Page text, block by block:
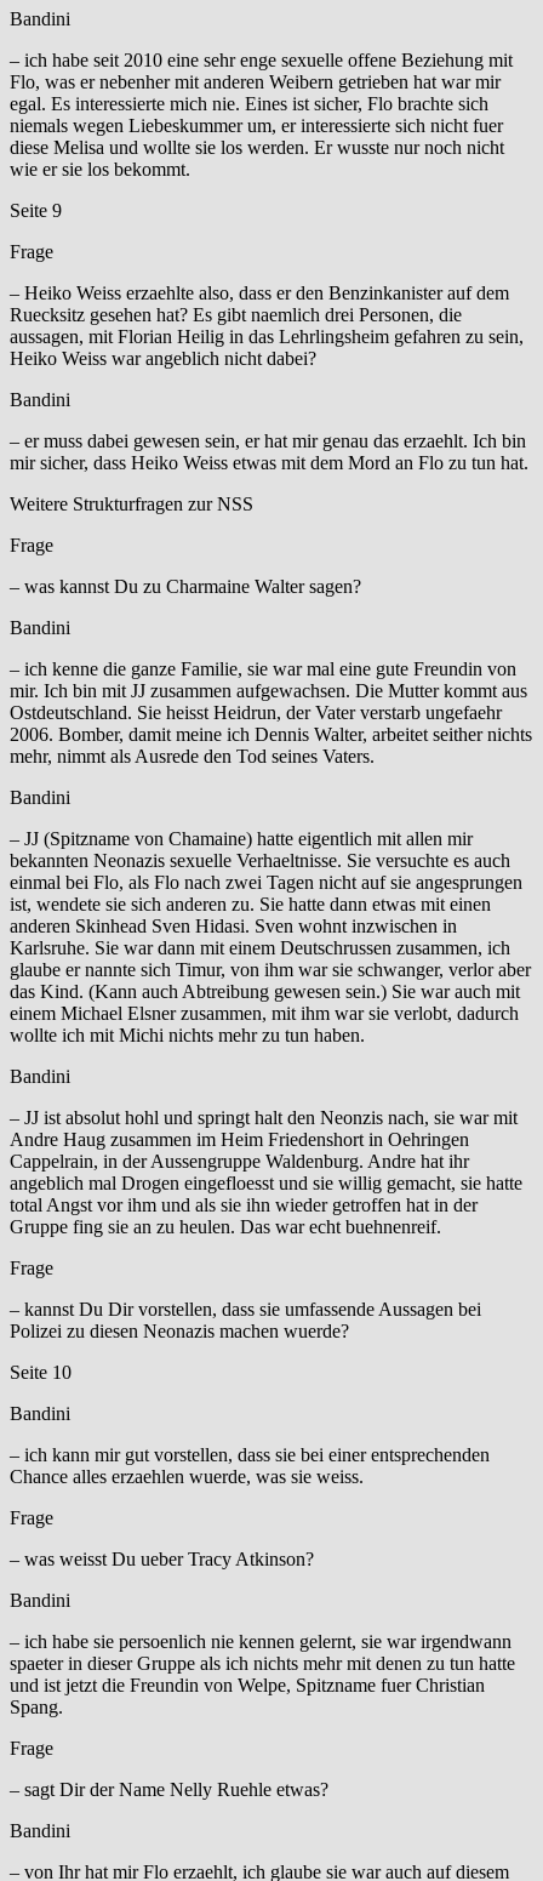
Bandini
– ich habe seit 2010 eine sehr enge sexuelle offene Beziehung mit
Flo, was er nebenher mit anderen Weibern getrieben hat war mir
egal. Es interessierte mich nie. Eines ist sicher, Flo brachte sich
niemals wegen Liebeskummer um, er interessierte sich nicht fuer
diese Melisa und wollte sie los werden. Er wusste nur noch nicht
wie er sie los bekommt.
Seite 9
Frage
– Heiko Weiss erzaehlte also, dass er den Benzinkanister auf dem
Ruecksitz gesehen hat? Es gibt naemlich drei Personen, die
aussagen, mit Florian Heilig in das Lehrlingsheim gefahren zu sein,
Heiko Weiss war angeblich nicht dabei?
Bandini
– er muss dabei gewesen sein, er hat mir genau das erzaehlt. Ich bin
mir sicher, dass Heiko Weiss etwas mit dem Mord an Flo zu tun hat.
Weitere Strukturfragen zur NSS
Frage
– was kannst Du zu Charmaine Walter sagen?
Bandini
– ich kenne die ganze Familie, sie war mal eine gute Freundin von
mir. Ich bin mit JJ zusammen aufgewachsen. Die Mutter kommt aus
Ostdeutschland. Sie heisst Heidrun, der Vater verstarb ungefaehr
2006. Bomber, damit meine ich Dennis Walter, arbeitet seither nichts
mehr, nimmt als Ausrede den Tod seines Vaters.
Bandini
– JJ (Spitzname von Chamaine) hatte eigentlich mit allen mir
bekannten Neonazis sexuelle Verhaeltnisse. Sie versuchte es auch
einmal bei Flo, als Flo nach zwei Tagen nicht auf sie angesprungen
ist, wendete sie sich anderen zu. Sie hatte dann etwas mit einen
anderen Skinhead Sven Hidasi. Sven wohnt inzwischen in
Karlsruhe. Sie war dann mit einem Deutschrussen zusammen, ich
glaube er nannte sich Timur, von ihm war sie schwanger, verlor aber
das Kind. (Kann auch Abtreibung gewesen sein.) Sie war auch mit
einem Michael Elsner zusammen, mit ihm war sie verlobt, dadurch
wollte ich mit Michi nichts mehr zu tun haben.
Bandini
– JJ ist absolut hohl und springt halt den Neonzis nach, sie war mit
Andre Haug zusammen im Heim Friedenshort in Oehringen
Cappelrain, in der Aussengruppe Waldenburg. Andre hat ihr
angeblich mal Drogen eingefloesst und sie willig gemacht, sie hatte
total Angst vor ihm und als sie ihn wieder getroffen hat in der
Gruppe fing sie an zu heulen. Das war echt buehnenreif.
Frage
– kannst Du Dir vorstellen, dass sie umfassende Aussagen bei
Polizei zu diesen Neonazis machen wuerde?
Seite 10
Bandini
– ich kann mir gut vorstellen, dass sie bei einer entsprechenden
Chance alles erzaehlen wuerde, was sie weiss.
Frage
– was weisst Du ueber Tracy Atkinson?
Bandini
– ich habe sie persoenlich nie kennen gelernt, sie war irgendwann
spaeter in dieser Gruppe als ich nichts mehr mit denen zu tun hatte
und ist jetzt die Freundin von Welpe, Spitzname fuer Christian
Spang.
Frage
– sagt Dir der Name Nelly Ruehle etwas?
Bandini
– von Ihr hat mir Flo erzaehlt, ich glaube sie war auch auf diesem